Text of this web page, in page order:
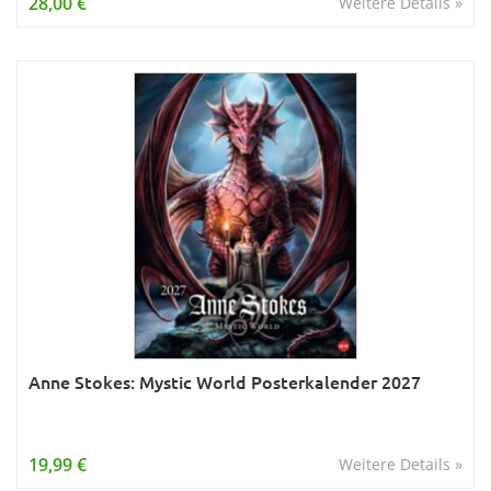
Anne Stokes: Mystic World Posterkalender 2027
Weitere Details »
19,99 €